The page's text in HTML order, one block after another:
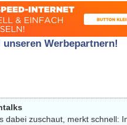
unseren Werbepartnern!
dabei zuschaut, merkt schnell: